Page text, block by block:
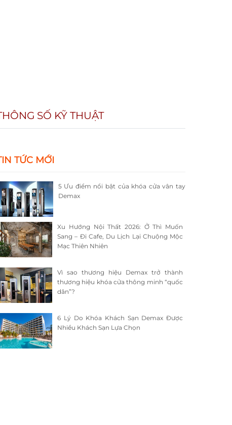
SỐ KỸ THUẬT
TỨC MỚI
5 Ưu điểm nổi bật của khóa cửa vân tay
Demax
Xu Hướng Nội Thất 2026: Ở Thì Muốn
Sang – Đi Cafe, Du Lịch Lại Chuộng Mộc
Mạc Thiên Nhiên
Vì sao thương hiệu Demax trở thành
thương hiệu khóa cửa thông minh “quốc
dân”?
6 Lý Do Khóa Khách Sạn Demax Được
Nhiều Khách Sạn Lựa Chọn